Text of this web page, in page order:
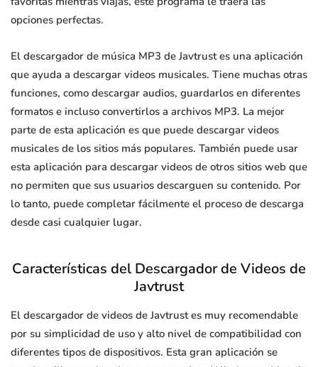
opciones perfectas.
El descargador de música MP3 de Javtrust es una aplicación
que ayuda a descargar videos musicales. Tiene muchas otras
funciones, como descargar audios, guardarlos en diferentes
formatos e incluso convertirlos a archivos MP3. La mejor
parte de esta aplicación es que puede descargar videos
musicales de los sitios más populares. También puede usar
esta aplicación para descargar videos de otros sitios web que
no permiten que sus usuarios descarguen su contenido. Por
lo tanto, puede completar fácilmente el proceso de descarga
desde casi cualquier lugar.
Características del Descargador de Videos de
Javtrust
El descargador de videos de Javtrust es muy recomendable
por su simplicidad de uso y alto nivel de compatibilidad con
diferentes tipos de dispositivos. Esta gran aplicación se